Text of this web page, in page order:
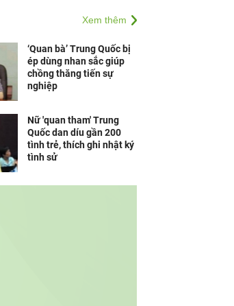
Xem thêm
‘Quan bà’ Trung Quốc bị
ép dùng nhan sắc giúp
chồng thăng tiến sự
nghiệp
Nữ 'quan tham' Trung
Quốc dan díu gần 200
tình trẻ, thích ghi nhật ký
tình sử